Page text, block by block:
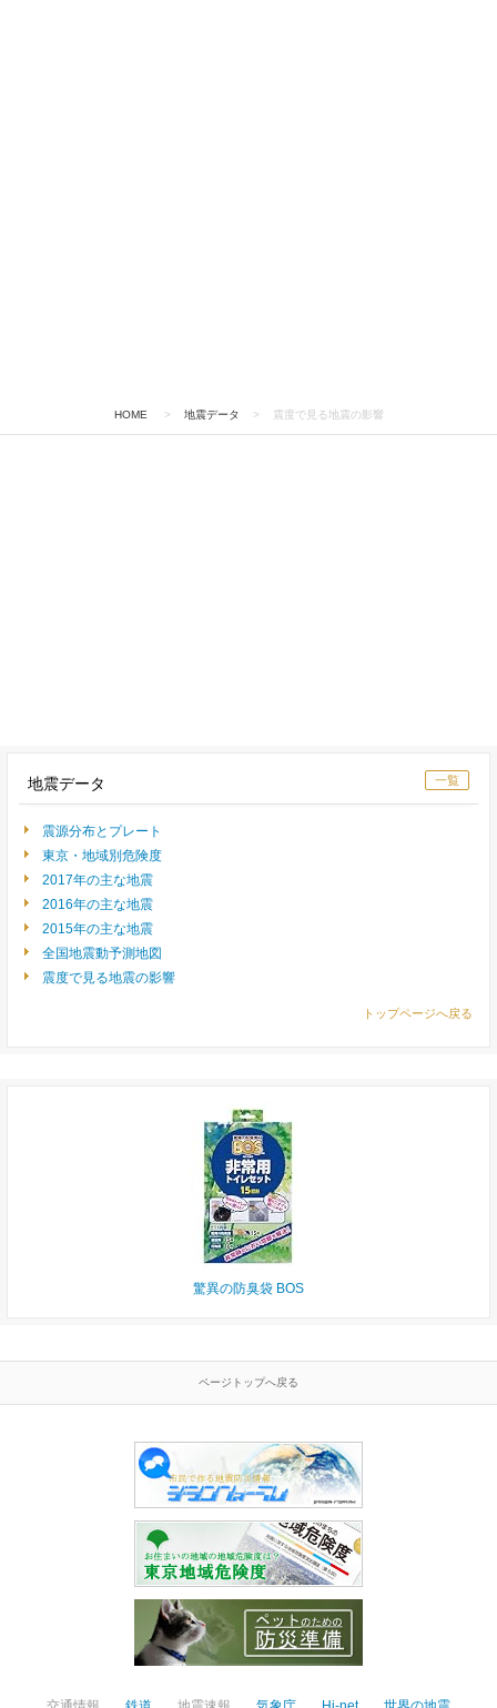
HOME > 地震データ > 震度で見る地震の影響
一覧
地震データ
震源分布とプレート
東京・地域別危険度
2017年の主な地震
2016年の主な地震
2015年の主な地震
全国地震動予測地図
震度で見る地震の影響
トップページへ戻る
驚異の防臭袋 BOS
ページトップへ戻る